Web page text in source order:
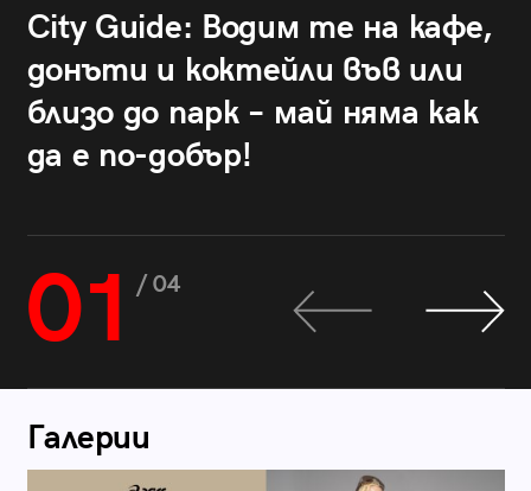
City Guide: Водим те на кафе,
донъти и коктейли във или
близо до парк – май няма как
да е по-добър!
01 / 04
Галерии